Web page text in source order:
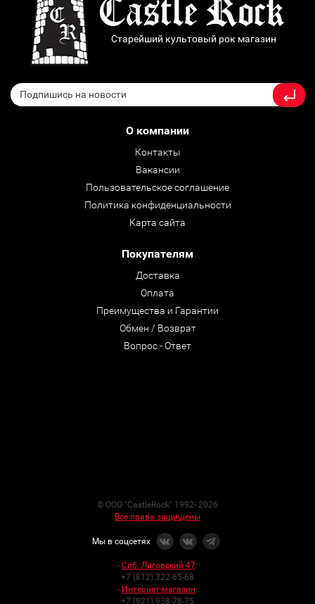
Старейший культовый рок магазин
О компании
Контакты
Вакансии
Пользовательское соглашение
Политика конфиденциальности
Карта сайта
Покупателям
Доставка
Оплата
Преимущества и Гарантии
Обмен / Возврат
Вопрос - Ответ
© ООО "CastleRock" 1992- 2026
Все права защищены
Мы в соцсетях
- Спб. Лиговский 47:
+7 (812) 322-65-68
- Интернет-магазин:
+7 (921) 938-78-75